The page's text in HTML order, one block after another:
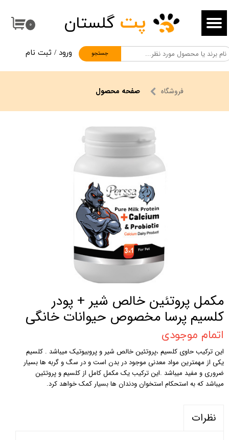
۰
جستجو
پت گلستان
ورود / ثبت نام
حساب کاربری من
تغییر گذر واژه
سفارشات
خروج از حساب کاربری
فروشگاه صفحه محصول
مکمل پروتئین خالص شیر + پودر
کلسیم پرسا مخصوص حیوانات خانگی
اتمام موجودی
این ترکیب حاوی کلسیم ،پروتئین خالص شیر و پروبیوتیک میباشد . کلسیم
یکی از مهمترین مواد معدنی موجود در بدن است و در سگ و گربه ها بسیار
ضروری و مفید میباشد .این ترکیب یک مکمل کامل از کلسیم و پروتئین
میباشد که به استحکام استخوان ودندان ها بسیار کمک خواهد کرد.
نظرات